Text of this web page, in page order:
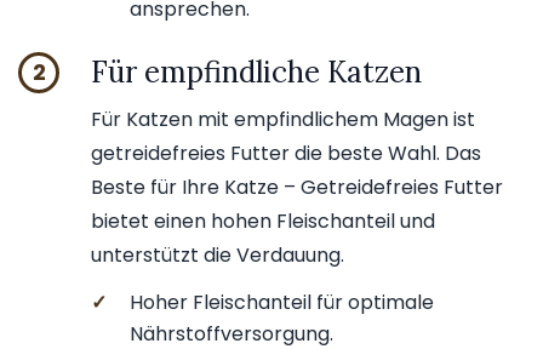
ansprechen.
2 Für empfindliche Katzen
Für Katzen mit empfindlichem Magen ist
getreidefreies Futter die beste Wahl. Das
Beste für Ihre Katze – Getreidefreies Futter
bietet einen hohen Fleischanteil und
unterstützt die Verdauung.
✓
Hoher Fleischanteil für optimale
Nährstoffversorgung.